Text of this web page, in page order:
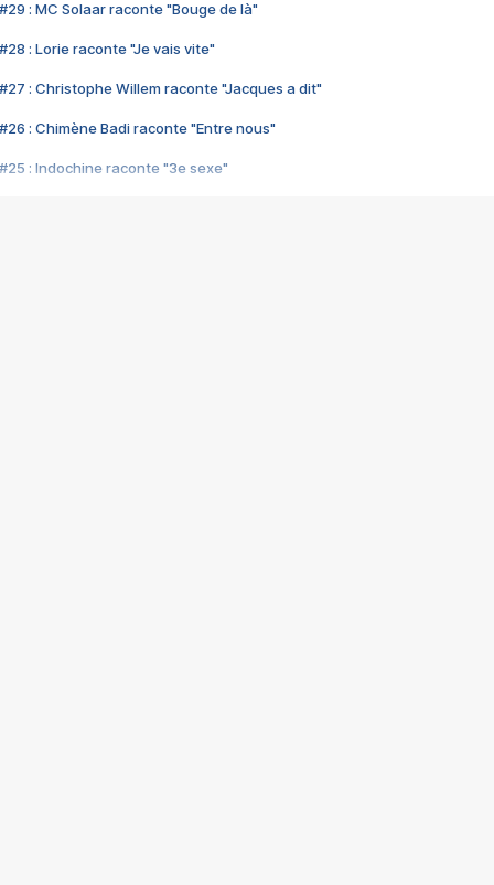
#29 : MC Solaar raconte "Bouge de là"
#28 : Lorie raconte "Je vais vite"
#27 : Christophe Willem raconte "Jacques a dit"
#26 : Chimène Badi raconte "Entre nous"
#25 : Indochine raconte "3e sexe"